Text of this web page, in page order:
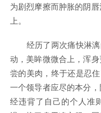
为剧烈摩擦而肿胀的阴
上。
经历了两次痛快淋漓
动，美眸微微合上，浑
尝的美肉，终于还是忍
一个领导者应尽的本分
经违背了自己的个人准